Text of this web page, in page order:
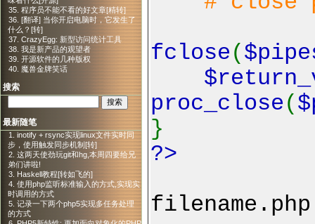
35. 程序员不能不看的好文章[精转]
36. [翻译] 当你开启电脑时，它发生了
什么？[转]
37. CrazyEgg: 新型访问统计工具
38. 我是新产品的观望者
39. 开源软件的几种版权
40. 魔兽金牌笑话
搜索
最新随笔
1. inotify + rsync实现linux文件实时同
步，使用触发同步机制[转]
2. 这两天使劲玩git和hg,本周四要给兄
弟们讲啦!
3. Haskell教程[转如飞的]
4. 使用php监听标准输入的方式,实现实
时调用的方式
5. 记录一下两个php5实现多任务处理
的方式
fclose(
proc_close(
}
?>